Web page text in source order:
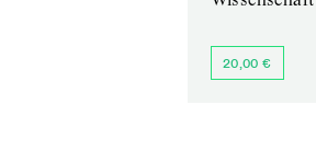
20,00 €